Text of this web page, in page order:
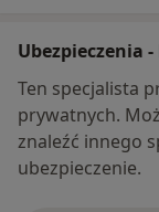
Ubezpieczenia
Ten specjalista
prywatnych.
znaleźć innego
ubezpieczenie.